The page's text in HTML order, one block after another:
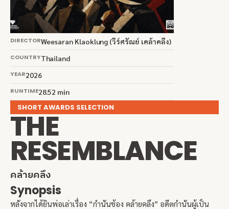
DIRECTORWeesaran Klaoklung (วีร์ศรัณย์ เคล้าคลึง)
COUNTRYThailand
YEAR2026
RUNTIME28.52 min
SHORT AWARDS SELECTION
THE
RESEMBLANCE
คล้ายคลึง
Synopsis
หลังจากได้ยินพ่อเล่าเรื่อง “กำนันช้อง คล้ายคลึง” อดีตกำนันผู้เป็น